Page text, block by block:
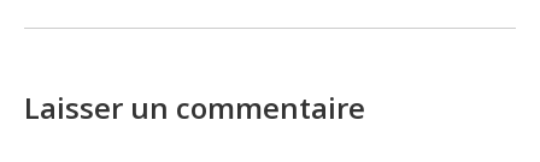
Laisser un commentaire